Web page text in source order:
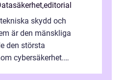
,editorial
skydd och
är den mänskliga
den största
cybersäkerhet.